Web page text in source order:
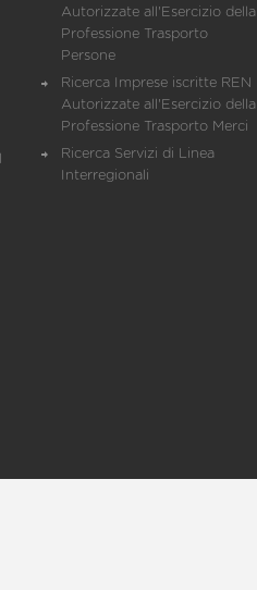
Autorizzate all'Esercizio della
Professione Trasporto
Persone
Ricerca Imprese iscritte REN
Autorizzate all'Esercizio della
Professione Trasporto Merci
Ricerca Servizi di Linea
Interregionali